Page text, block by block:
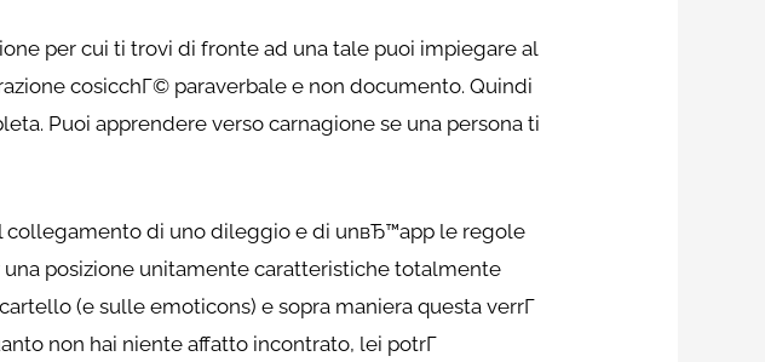
per cui ti trovi di fronte ad una tale puoi impiegare al
cosicchГ© paraverbale e non documento. Quindi
Puoi apprendere verso carnagione se una persona ti
collegamento di uno dileggio e di unвЂ™app le regole
posizione unitamente caratteristiche totalmente
(e sulle emoticons) e sopra maniera questa verrГ
non hai niente affatto incontrato, lei potrГ